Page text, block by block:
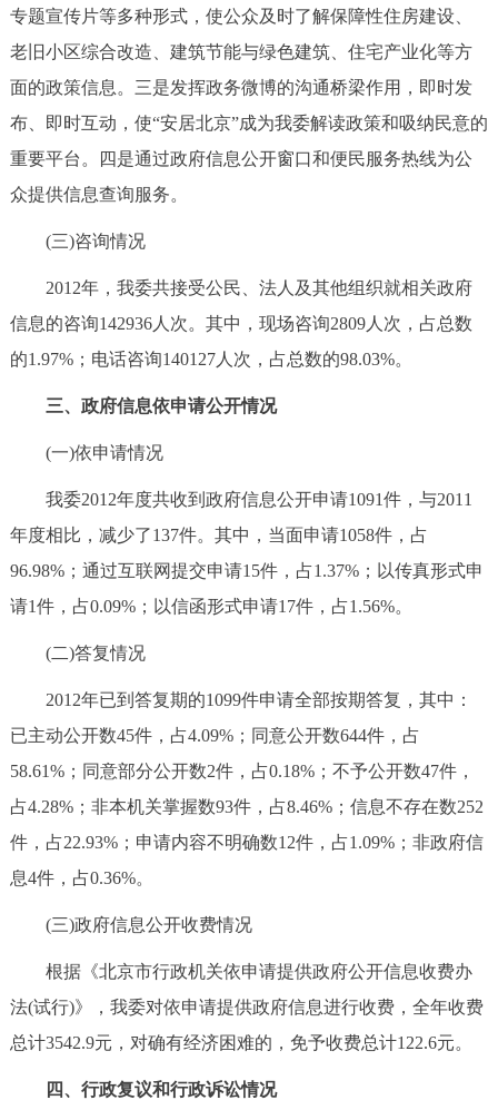
专题宣传片等多种形式，使公众及时了解保障性住房建设、
老旧小区综合改造、建筑节能与绿色建筑、住宅产业化等方
面的政策信息。三是发挥政务微博的沟通桥梁作用，即时发
布、即时互动，使“安居北京”成为我委解读政策和吸纳民意的
重要平台。四是通过政府信息公开窗口和便民服务热线为公
众提供信息查询服务。
(三)咨询情况
2012年，我委共接受公民、法人及其他组织就相关政府
信息的咨询142936人次。其中，现场咨询2809人次，占总数
的1.97%；电话咨询140127人次，占总数的98.03%。
三、政府信息依申请公开情况
(一)依申请情况
我委2012年度共收到政府信息公开申请1091件，与2011
年度相比，减少了137件。其中，当面申请1058件，占
96.98%；通过互联网提交申请15件，占1.37%；以传真形式申
请1件，占0.09%；以信函形式申请17件，占1.56%。
(二)答复情况
2012年已到答复期的1099件申请全部按期答复，其中：
已主动公开数45件，占4.09%；同意公开数644件，占
58.61%；同意部分公开数2件，占0.18%；不予公开数47件，
占4.28%；非本机关掌握数93件，占8.46%；信息不存在数252
件，占22.93%；申请内容不明确数12件，占1.09%；非政府信
息4件，占0.36%。
(三)政府信息公开收费情况
根据《北京市行政机关依申请提供政府公开信息收费办
法(试行)》，我委对依申请提供政府信息进行收费，全年收费
总计3542.9元，对确有经济困难的，免予收费总计122.6元。
四、行政复议和行政诉讼情况